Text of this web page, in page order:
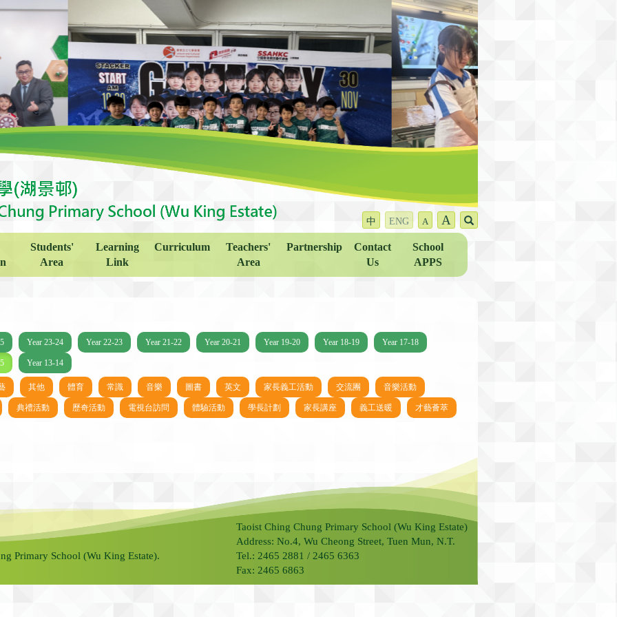
中 ENG A A
Students'
Area
Learning
Link
Curriculum
Teachers'
Area
Partnership
Contact
Us
School
APPS
Year 23-24 Year 22-23 Year 21-22 Year 20-21 Year 19-20 Year 18-19 Year 17-18
Year 13-14
其他 體育 常識 音樂 圖書 英文 家長義工活動 交流團 音樂活動
典禮活動 歷奇活動 電視台訪問 體驗活動 學長計劃 家長講座 義工送暖 才藝薈萃
Taoist Ching Chung Primary School (Wu King Estate)
Address: No.4, Wu Cheong Street, Tuen Mun, N.T.
Tel.: 2465 2881 / 2465 6363
Fax: 2465 6863
Primary School (Wu King Estate).